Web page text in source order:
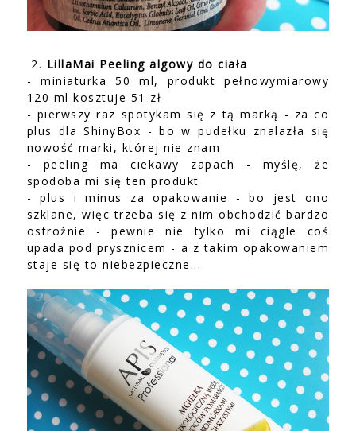
2. LillaMai Peeling algowy do ciała
- miniaturka 50 ml, produkt pełnowymiarowy
120 ml kosztuje 51 zł
- pierwszy raz spotykam się z tą marką - za co
plus dla ShinyBox - bo w pudełku znalazła się
nowość marki, której nie znam
- peeling ma ciekawy zapach - myślę, że
spodoba mi się ten produkt
- plus i minus za opakowanie - bo jest ono
szklane, więc trzeba się z nim obchodzić bardzo
ostrożnie - pewnie nie tylko mi ciągle coś
upada pod prysznicem - a z takim opakowaniem
staje się to niebezpieczne...